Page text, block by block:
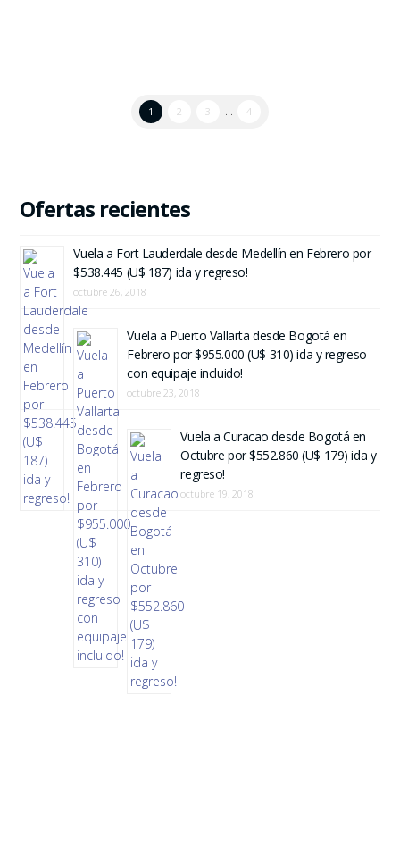
1 2 3 ... 4
Ofertas recientes
Vuela a Fort Lauderdale desde Medellín en Febrero por
$538.445 (U$ 187) ida y regreso!
octubre 26, 2018
Vuela a Puerto Vallarta desde Bogotá en
Febrero por $955.000 (U$ 310) ida y regreso
con equipaje incluido!
octubre 23, 2018
Vuela a Curacao desde Bogotá en
Octubre por $552.860 (U$ 179) ida y
regreso!
octubre 19, 2018